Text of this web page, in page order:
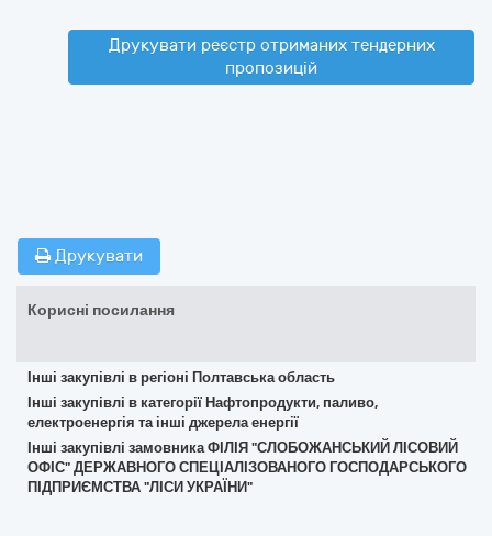
Друкувати реєстр отриманих тендерних
пропозицій
Друкувати
Корисні посилання
Інші закупівлі в регіоні Полтавська область
Інші закупівлі в категорії Нафтопродукти, паливо,
електроенергія та інші джерела енергії
Інші закупівлі замовника ФІЛІЯ "СЛОБОЖАНСЬКИЙ ЛІСОВИЙ
ОФІС" ДЕРЖАВНОГО СПЕЦІАЛІЗОВАНОГО ГОСПОДАРСЬКОГО
ПІДПРИЄМСТВА "ЛІСИ УКРАЇНИ"